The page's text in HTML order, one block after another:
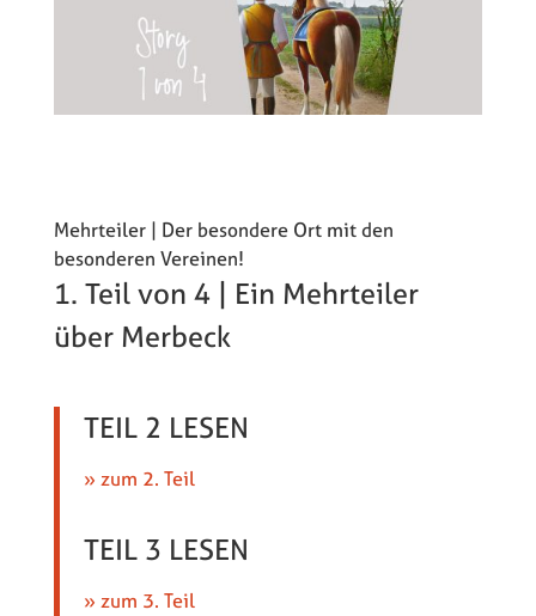
Mehrteiler | Der besondere Ort mit den
besonderen Vereinen!
1. Teil von 4 | Ein Mehrteiler
über Merbeck
TEIL 2 LESEN
» zum 2. Teil
TEIL 3 LESEN
» zum 3. Teil